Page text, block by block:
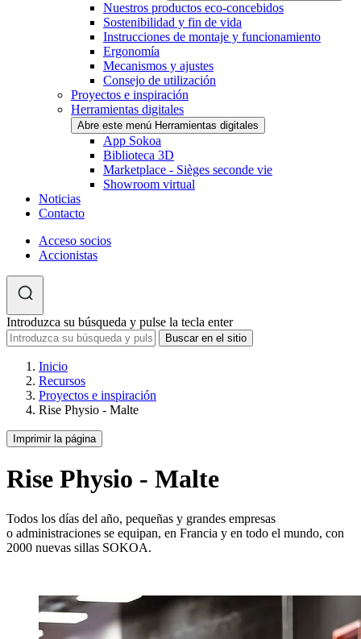
Nuestros productos eco-concebidos
Sostenibilidad y fin de vida
Instrucciones de montaje y funcionamiento
Ergonomía
Mecanismos y ajustes
Consejo de utilización
Proyectos e inspiración
Herramientas digitales
Abre este menú Herramientas digitales
App Sokoa
Biblioteca 3D
Marketplace - Sièges seconde vie
Showroom virtual
Noticias
Contacto
Acceso socios
Accionistas
Introduzca su búsqueda y pulse la tecla enter
Inicio
Recursos
Proyectos e inspiración
Rise Physio - Malte
Imprimir la página
Rise Physio - Malte
Todos los días del año, pequeñas y grandes empresas
o administraciones se equipan, en Francia y en todo el mundo, con
2000 nuevas sillas SOKOA.